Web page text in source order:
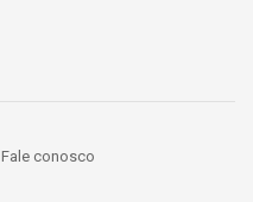
Fale conosco